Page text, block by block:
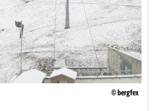
© bergfex